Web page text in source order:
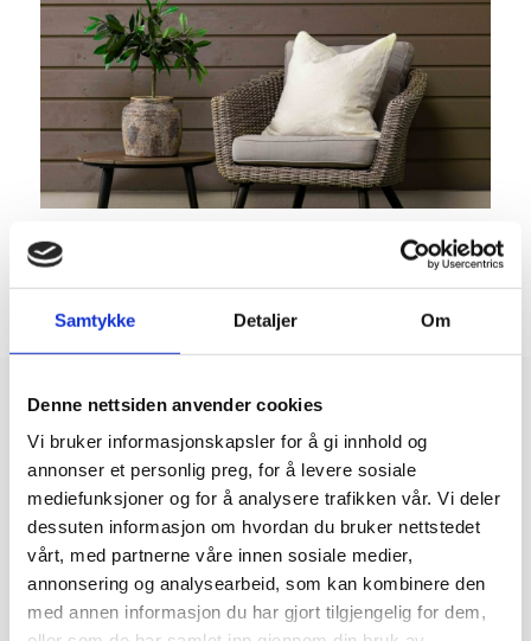
Samtykke Detaljer Om
Denne nettsiden anvender cookies
Vi bruker informasjonskapsler for å gi innhold og
annonser et personlig preg, for å levere sosiale
mediefunksjoner og for å analysere trafikken vår. Vi deler
dessuten informasjon om hvordan du bruker nettstedet
vårt, med partnerne våre innen sosiale medier,
annonsering og analysearbeid, som kan kombinere den
med annen informasjon du har gjort tilgjengelig for dem,
Vegg: 6021 Siktet Jord
Våre jordtoner og brune nyanser
5758 Strå 5834 Musling 0972 Lys Oter